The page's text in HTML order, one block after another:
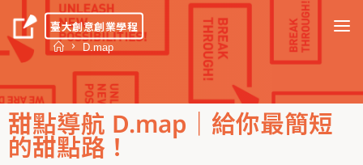
臺大創意創業學程
D.map
甜點導航 D.map｜給你最簡短
的甜點路！